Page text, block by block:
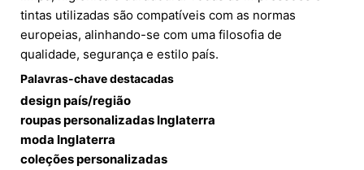
tintas utilizadas são compatíveis com as normas
europeias, alinhando-se com uma filosofia de
qualidade, segurança e estilo país.
Palavras-chave destacadas
design país/região
roupas personalizadas Inglaterra
moda Inglaterra
coleções personalizadas